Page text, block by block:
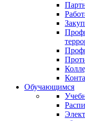
Обучающимся